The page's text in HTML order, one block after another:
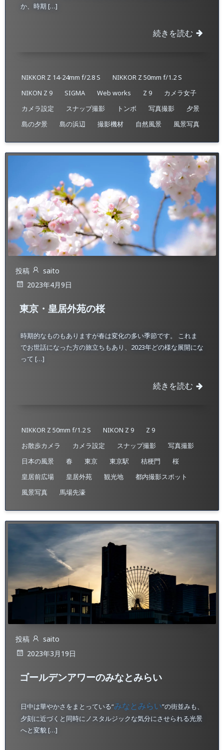
か、時期 […]
続きを読む
NIKKOR Z 14-24mm f/2.8 S
NIKKOR Z 50mm f/1.2 S
NIKON Z 9
SIGMA Web works Z 9
カメラ女子
カメラ設定
スナップ撮影 トンボ 写真撮影
夕景
島の夕景
島の浜辺 撮影機材 自然風景 風景写真
投稿
saito
2023年4月9日
東京・皇居外苑の桜
時期的なものもありますが春は変化の多い季節です。 これま
でお世話になった方の旅立ちもあり、2023年どの様な展開にな
って […]
続きを読む
NIKKOR Z 50mm f/1.2 S NIKON Z 9
Z 9
お散歩カメラ
カメラ設定 スナップ撮影
写真撮影
日本の風景
春 東京 東京駅 桔梗門
桜
皇居前広場
皇居外苑 観光地
都内撮影スポット​
風景写真
馬場先濠
投稿
saito
2023年3月19日
ゴールデンアワーのみなとみらい
日中は華やかさをまとっている“みなとみらい”の街並みも、
夕刻に近づくと同時にノスタルジックな気分にさせられる光景
へと変貌 […]